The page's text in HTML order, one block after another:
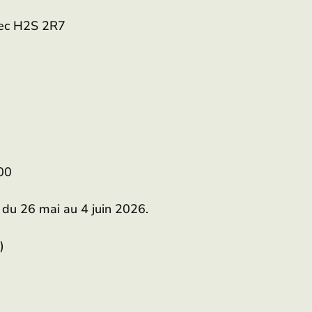
H2S 2R7
26 mai au 4 juin 2026.